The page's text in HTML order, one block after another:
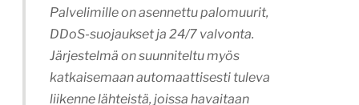
Palvelimille on asennettu palomuurit,
DDoS-suojaukset ja 24/7 valvonta.
Järjestelmä on suunniteltu myös
katkaisemaan automaattisesti tuleva
liikenne lähteistä, joissa havaitaan